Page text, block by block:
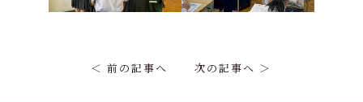
＜ 前の記事へ 次の記事へ ＞